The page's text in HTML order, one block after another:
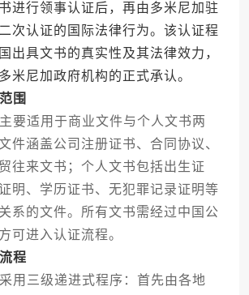
进行领事认证后，再由多米尼加驻
次认证的国际法律行为。该认证程
出具文书的真实性及其法律效力，
米尼加政府机构的正式承认。
围
适用于商业文件与个人文书两
件涵盖公司注册证书、合同协议、
往来文书；个人文书包括出生证
明、学历证书、无犯罪记录证明等
系的文件。所有文书需经过中国公
可进入认证流程。
程
三级递进式程序：首先由各地